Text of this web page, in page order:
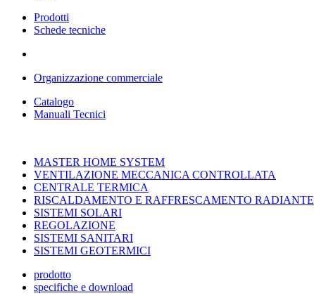
Prodotti
Schede tecniche
Organizzazione commerciale
Catalogo
Manuali Tecnici
MASTER HOME SYSTEM
VENTILAZIONE MECCANICA CONTROLLATA
CENTRALE TERMICA
RISCALDAMENTO E RAFFRESCAMENTO RADIANTE
SISTEMI SOLARI
REGOLAZIONE
SISTEMI SANITARI
SISTEMI GEOTERMICI
prodotto
specifiche e download